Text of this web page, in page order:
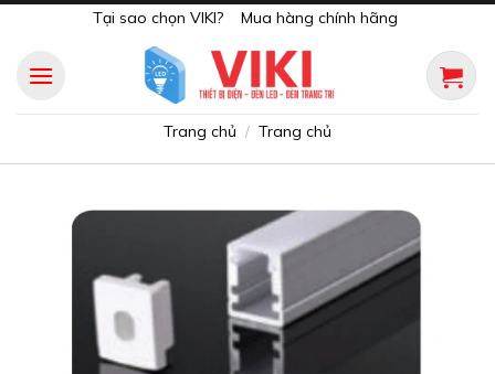
content
Tại sao chọn VIKI? Mua hàng chính hãng
Trang chủ / Trang chủ